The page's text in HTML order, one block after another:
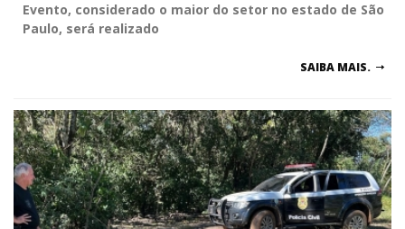
Evento, considerado o maior do setor no estado de São
Paulo, será realizado
SAIBA MAIS.